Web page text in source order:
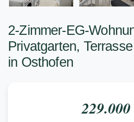
2-Zimmer-EG-
Privatgarten,
in Osthofen